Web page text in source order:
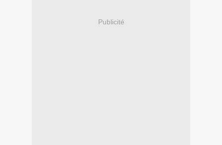
Publicité